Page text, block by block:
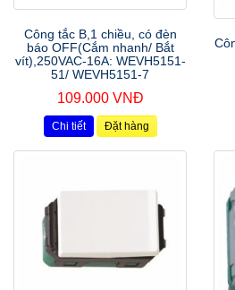
Công tắc B,1 chiều, có đèn
báo OFF(Cắm nhanh/ Bắt
vít),250VAC-16A: WEVH5151-
51/ WEVH5151-7
109.000 VNĐ
Chi tiết Đặt hàng